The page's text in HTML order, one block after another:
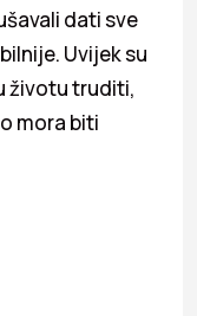
dati sve
Uvijek su
životu truditi,
mora biti